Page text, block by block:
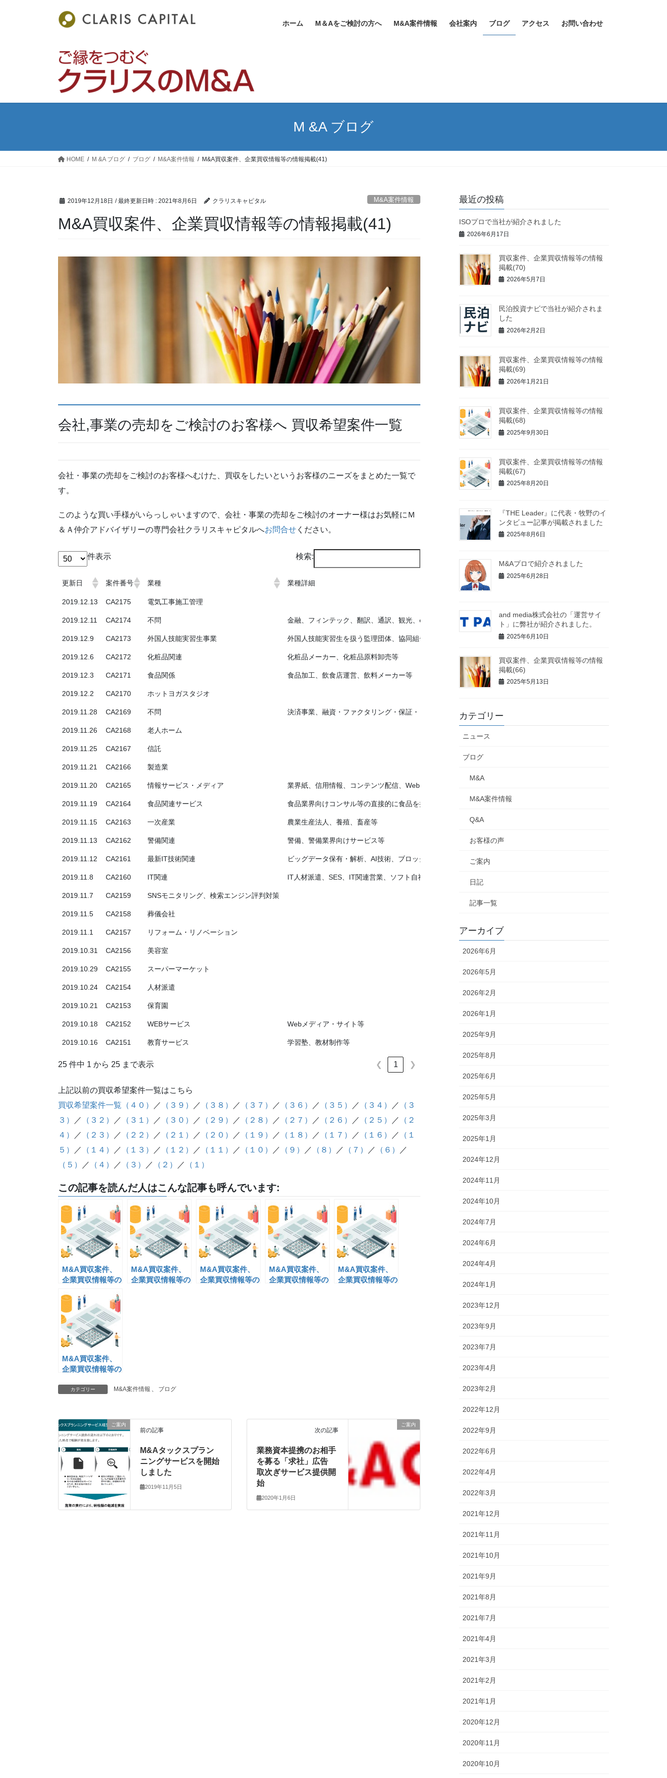
ホーム M＆Aをご検討の方へ M&A案件情報 会社案内 ブログ アクセス お問い合わせ
M &A ブログ
HOME M &A ブログ ブログ M&A案件情報 M&A買収案件、企業買収情報等の情報掲載(41)
2019年12月18日 / 最終更新日時 : 2021年8月6日 クラリスキャピタル M&A案件情報
M&A買収案件、企業買収情報等の情報掲載(41)
会社,事業の売却をご検討のお客様へ 買収希望案件一覧
会社・事業の売却をご検討のお客様へむけた、買収をしたいというお客様のニーズをまとめた一覧で
す。
このような買い手様がいらっしゃいますので、会社・事業の売却をご検討のオーナー様はお気軽にＭ
＆Ａ仲介アドバイザリーの専門会社クラリスキャピタルへお問合せ ください。
件表示 検索:
更新日 案件番号 業種 業種詳細
2019.12.13 CA2175 電気工事施工管理
2019.12.11 CA2174 不問 金融、フィンテック、翻訳、通訳、観光、eコマース、飲食、製造業、教育、レジャー（アウトドア、ガイド）
2019.12.9 CA2173 外国人技能実習生事業 外国人技能実習生を扱う監理団体、協同組合
2019.12.6 CA2172 化粧品関連 化粧品メーカー、化粧品原料卸売等
2019.12.3 CA2171 食品関係 食品加工、飲食店運営、飲料メーカー等
2019.12.2 CA2170 ホットヨガスタジオ
2019.11.28 CA2169 不問 決済事業、融資・ファクタリング・保証・リース、SaaS、法人向けプラットフォーム事業、ECサポート事業等
2019.11.26 CA2168 老人ホーム
2019.11.25 CA2167 信託
2019.11.21 CA2166 製造業
2019.11.20 CA2165 情報サービス・メディア 業界紙、信用情報、コンテンツ配信、Webメディア、電子化システム等
2019.11.19 CA2164 食品関連サービス 食品業界向けコンサル等の直接的に食品を扱わない周辺サービス
2019.11.15 CA2163 一次産業 農業生産法人、養殖、畜産等
2019.11.13 CA2162 警備関連 警備、警備業界向けサービス等
2019.11.12 CA2161 最新IT技術関連 ビッグデータ保有・解析、AI技術、ブロックチェーン、IoT、フィンテック関連（ファイナンス）
2019.11.8 CA2160 IT関連 IT人材派遣、SES、IT関連営業、ソフト自社開発、ソフト受託開発
2019.11.7 CA2159 SNSモニタリング、検索エンジン評判対策
2019.11.5 CA2158 葬儀会社
2019.11.1 CA2157 リフォーム・リノベーション
2019.10.31 CA2156 美容室
2019.10.29 CA2155 スーパーマーケット
2019.10.24 CA2154 人材派遣
2019.10.21 CA2153 保育園
2019.10.18 CA2152 WEBサービス Webメディア・サイト等
2019.10.16 CA2151 教育サービス 学習塾、教材制作等
25 件中 1 から 25 まで表示 ❮ 1 ❯
上記以前の買収希望案件一覧はこちら
買収希望案件一覧（４０）
／ （３９） ／ （３８） ／ （３７） ／ （３６） ／ （３５） ／ （３４） ／
（３
３）
／ （３２） ／ （３１） ／ （３０） ／ （２９） ／ （２８） ／ （２７） ／ （２６） ／ （２５） ／
（２
４）
／ （２３） ／ （２２） ／ （２１） ／ （２０） ／ （１９） ／ （１８） ／ （１７） ／ （１６） ／
（１
５）
／ （１４） ／ （１３） ／ （１２） ／ （１１） ／ （１０） ／ （９） ／ （８） ／ （７） ／ （６）
／
（５）
／ （４） ／ （３） ／ （２） ／ （１）
この記事を読んだ人はこんな記事も呼んでいます:
M&A買収案件、
企業買収情報等の
M&A買収案件、
企業買収情報等の
M&A買収案件、
企業買収情報等の
M&A買収案件、
企業買収情報等の
M&A買収案件、
企業買収情報等の
M&A買収案件、
企業買収情報等の
カテゴリー M&A案件情報 、 ブログ
ご案内
前の記事
M&Aタックスプラン
ニングサービスを開始
しました
2019年11月5日
ご案内
次の記事
業務資本提携のお相手
を募る「求社」広告
取次ぎサービス提供開
始
2020年1月6日
最近の投稿
ISOプロで当社が紹介されました
2026年6月17日
買収案件、企業買収情報等の情報
掲載(70)
2026年5月7日
民泊投資ナビで当社が紹介されま
した
2026年2月2日
買収案件、企業買収情報等の情報
掲載(69)
2026年1月21日
買収案件、企業買収情報等の情報
掲載(68)
2025年9月30日
買収案件、企業買収情報等の情報
掲載(67)
2025年8月20日
『THE Leader』に代表・牧野のイ
ンタビュー記事が掲載されました
2025年8月6日
M&Aプロで紹介されました
2025年6月28日
and media株式会社の「運営サイ
ト」に弊社が紹介されました。
2025年6月10日
買収案件、企業買収情報等の情報
掲載(66)
2025年5月13日
カテゴリー
ニュース
ブログ
M&A
M&A案件情報
Q&A
お客様の声
ご案内
日記
記事一覧
アーカイブ
2026年6月
2026年5月
2026年2月
2026年1月
2025年9月
2025年8月
2025年6月
2025年5月
2025年3月
2025年1月
2024年12月
2024年11月
2024年10月
2024年7月
2024年6月
2024年4月
2024年1月
2023年12月
2023年9月
2023年7月
2023年4月
2023年2月
2022年12月
2022年9月
2022年6月
2022年4月
2022年3月
2021年12月
2021年11月
2021年10月
2021年9月
2021年8月
2021年7月
2021年4月
2021年3月
2021年2月
2021年1月
2020年12月
2020年11月
2020年10月